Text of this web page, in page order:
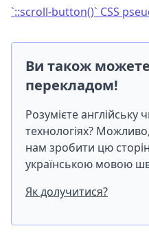
`::scroll-button()` CSS
Ви також
перекладом!
Розумієте англійську
технологіях?
нам зробити цю
українською мовою
Як долучитися?